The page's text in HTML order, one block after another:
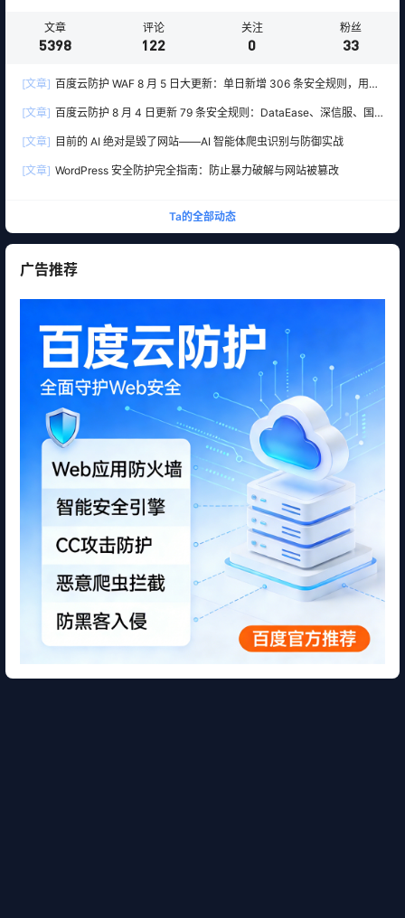
文章
5398
评论
122
关注
0
粉丝
33
[文章] 百度云防护 WAF 8 月 5 日大更新：单日新增 306 条安全规则，用友
[文章] 百度云防护 8 月 4 日更新 79 条安全规则：DataEase、深信服、国
[文章] 目前的 AI 绝对是毁了网站——AI 智能体爬虫识别与防御实战
[文章] WordPress 安全防护完全指南：防止暴力破解与网站被篡改
Ta的全部动态
广告推荐